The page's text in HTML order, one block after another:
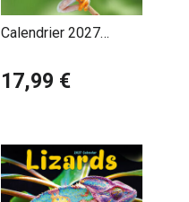
Calendrier 2027
Fabuleuses
17,99 €